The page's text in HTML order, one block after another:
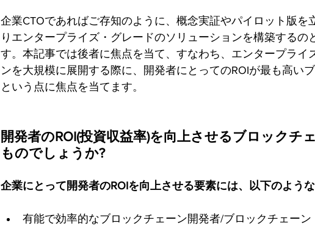
企業CTOであればご存知のように、概念実証やパイロット版を
りエンタープライズ・グレードのソリューションを構築するの
す。本記事では後者に焦点を当て、すなわち、エンタープライ
ンを大規模に展開する際に、開発者にとってのROIが最も高い
という点に焦点を当てます。
開発者のROI(投資収益率)を向上させるブロックチ
ものでしょうか?
企業にとって開発者のROIを向上させる要素には、以下のような
有能で効率的なブロックチェーン開発者/ブロックチェー